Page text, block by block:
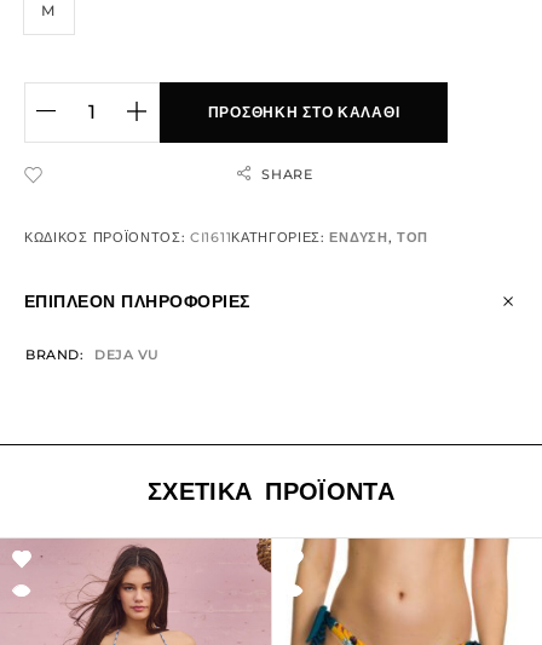
M
ΠΡΟΣΘΉΚΗ ΣΤΟ ΚΑΛΆΘΙ
SHARE
ΚΩΔΙΚΌΣ ΠΡΟΪΌΝΤΟΣ:CI1611ΚΑΤΗΓΟΡΊΕΣ:ΕΝΔΥΣΗ, ΤΟΠ
ΕΠΙΠΛΈΟΝ ΠΛΗΡΟΦΟΡΊΕΣ
BRAND DEJA VU
ΣΧΕΤΙΚΆ ΠΡΟΪΌΝΤΑ